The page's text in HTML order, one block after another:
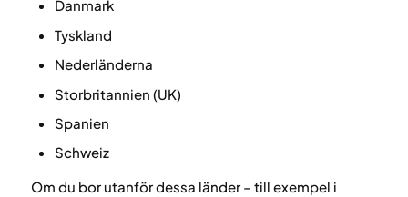
Danmark
Tyskland
Nederländerna
Storbritannien (UK)
Spanien
Schweiz
Om du bor utanför dessa länder – till exempel i